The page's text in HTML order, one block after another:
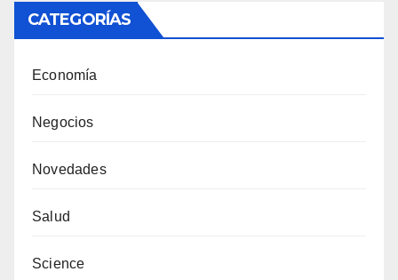
CATEGORÍAS
Economía
Negocios
Novedades
Salud
Science